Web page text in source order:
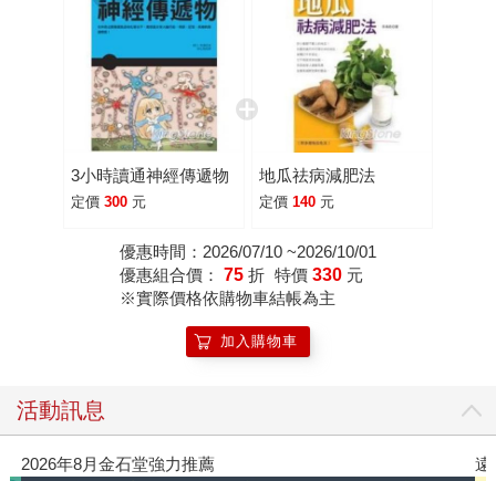
3小時讀通神經傳遞物
定價 300 元
地瓜祛病減肥法
定價 140 元
優惠時間：2026/07/10 ~2026/10/01
優惠組合價： 75 折 特價 330 元
※實際價格依購物車結帳為主
加入購物車
活動訊息
2026年8月金石堂強力推薦 遠